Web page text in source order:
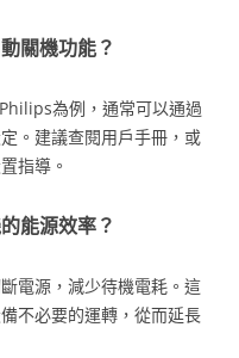
關機功能？
為例，通常可以通過
。建議查閱用戶手冊，或
指導。
能源效率？
電源，減少待機電耗。這
不必要的運轉，從而延長